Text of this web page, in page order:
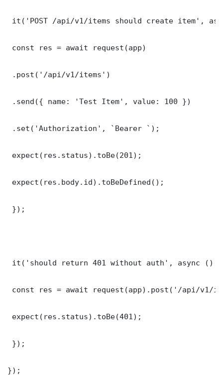
it('POST /api/v1/items should create item',
const res = await request(app)
.post('/api/v1/items')
.send({ name: 'Test Item', value: 100 })
.set('Authorization', `Bearer `);
expect(res.status).toBe(201);
expect(res.body.id).toBeDefined();
});
it('should return 401 without auth', async ()
const res = await request(app).post('/api/v1/
expect(res.status).toBe(401);
});
});